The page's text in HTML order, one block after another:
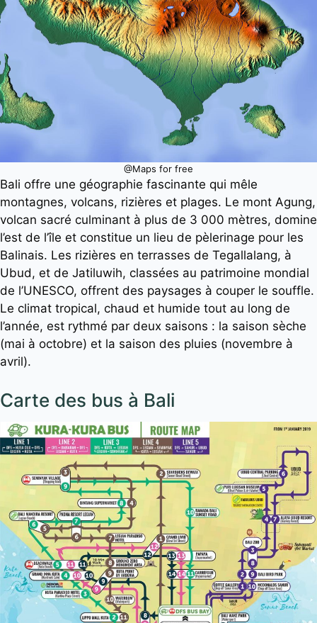
@Maps for free
Bali offre une géographie fascinante qui mêle
montagnes, volcans, rizières et plages. Le mont Agung,
volcan sacré culminant à plus de 3 000 mètres, domine
l’est de l’île et constitue un lieu de pèlerinage pour les
Balinais. Les rizières en terrasses de Tegallalang, à
Ubud, et de Jatiluwih, classées au patrimoine mondial
de l’UNESCO, offrent des paysages à couper le souffle.
Le climat tropical, chaud et humide tout au long de
l’année, est rythmé par deux saisons : la saison sèche
(mai à octobre) et la saison des pluies (novembre à
avril).
Carte des bus à Bali